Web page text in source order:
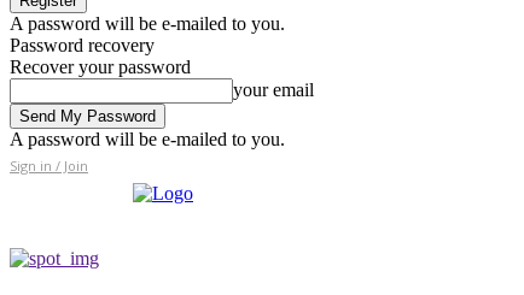
A password will be e-mailed to you.
Password recovery
Recover your password
your email
A password will be e-mailed to you.
Sign in / Join